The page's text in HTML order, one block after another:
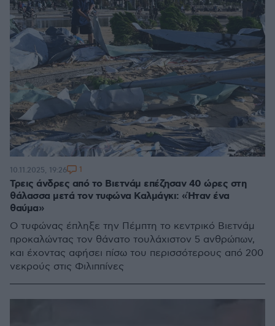
Τρεις άνδρες από το Βιετνάμ επέζησαν 40 ώρες στη
θάλασσα μετά τον τυφώνα Καλμάγκι: «Ήταν ένα
θαύμα»
Ο τυφώνας έπληξε την Πέμπτη το κεντρικό Βιετνάμ
προκαλώντας τον θάνατο τουλάχιστον 5 ανθρώπων,
και έχοντας αφήσει πίσω του περισσότερους από 200
νεκρούς στις Φιλιππίνες
10.11.2025, 19:26 1